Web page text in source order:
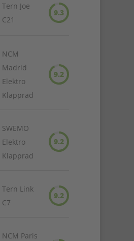
Tern Joe
C21
9.3
NCM
Madrid
Elektro
Klapprad
9.2
SWEMO
Elektro
Klapprad
9.2
Tern Link
C7
9.2
NCM Paris